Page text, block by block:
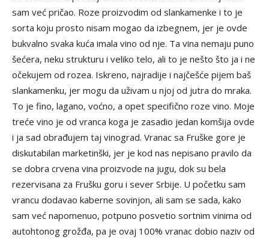
sam već pričao. Roze proizvodim od slankamenke i to je
sorta koju prosto nisam mogao da izbegnem, jer je ovde
bukvalno svaka kuća imala vino od nje. Ta vina nemaju puno
šećera, neku strukturu i veliko telo, ali to je nešto što ja i ne
očekujem od rozea. Iskreno, najradije i najčešće pijem baš
slankamenku, jer mogu da uživam u njoj od jutra do mraka.
To je fino, lagano, voćno, a opet specifično roze vino. Moje
treće vino je od vranca koga je zasadio jedan komšija ovde
i ja sad obrađujem taj vinograd. Vranac sa Fruške gore je
diskutabilan marketinški, jer je kod nas nepisano pravilo da
se dobra crvena vina proizvode na jugu, dok su bela
rezervisana za Frušku goru i sever Srbije. U početku sam
vrancu dodavao kaberne sovinjon, ali sam se sada, kako
sam već napomenuo, potpuno posvetio sortnim vinima od
autohtonog grožđa, pa je ovaj 100% vranac dobio naziv od